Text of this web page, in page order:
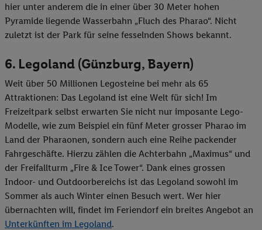
hier unter anderem die in einer über 30 Meter hohen
Pyramide liegende Wasserbahn „Fluch des Pharao“. Nicht
zuletzt ist der Park für seine fesselnden Shows bekannt.
6. Legoland (Günzburg, Bayern)
Weit über 50 Millionen Legosteine bei mehr als 65
Attraktionen: Das Legoland ist eine Welt für sich! Im
Freizeitpark selbst erwarten Sie nicht nur imposante Lego-
Modelle, wie zum Beispiel ein fünf Meter grosser Pharao im
Land der Pharaonen, sondern auch eine Reihe packender
Fahrgeschäfte. Hierzu zählen die Achterbahn „Maximus“ und
der Freifallturm „Fire & Ice Tower“. Dank eines grossen
Indoor- und Outdoorbereichs ist das Legoland sowohl im
Sommer als auch Winter einen Besuch wert. Wer hier
übernachten will, findet im Feriendorf ein breites Angebot an
Unterkünften im Legoland.